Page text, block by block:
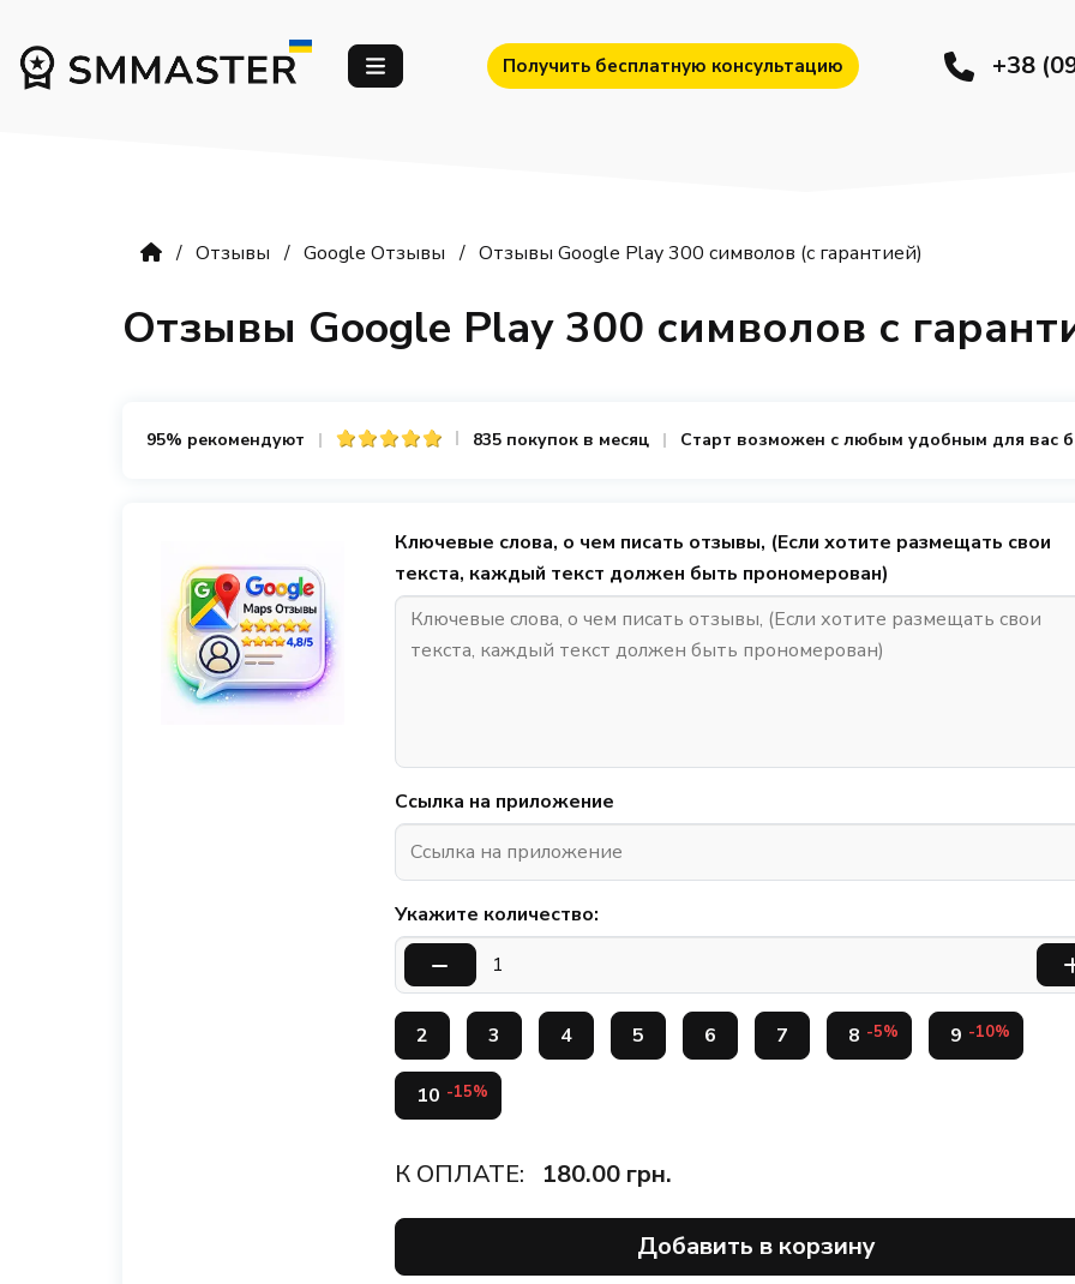
Получить бесплатную консультацию +38
Отзывы Google Отзывы Отзывы Google Play 300 символов (с гарантией)
Отзывы Google Play 300 символов с
95% рекомендуют 835 покупок в месяц Старт возможен с любым удобным для вас
Ключевые слова, о чем писать отзывы, (Если хотите размещать свои
текста, каждый текст должен быть прономерован)
Ссылка на приложение
Укажите количество:
2 3 4 5 6 7 8 -5% 9 -10%
10 -15%
К ОПЛАТЕ: 180.00грн.
Добавить в корзину